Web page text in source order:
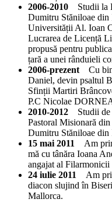
2006-2010 Studii la
Dumitru Stăniloae din
Universității Al. Ioan
Lucrarea de Licență
propusă pentru
țară a unei rânduieli
2006-prezent Cu
Daniel, devin psaltul
Sfinții Martiri
P.C Nicolae
2010-2012 Studii de
Pastoral Misionară
Dumitru Stăniloae din
15 mai 2011
Am
mă cu tânăra Ioana
angajat al Filarmonicii
24 iulie 2011
Am
diacon slujind în
Mallorca.